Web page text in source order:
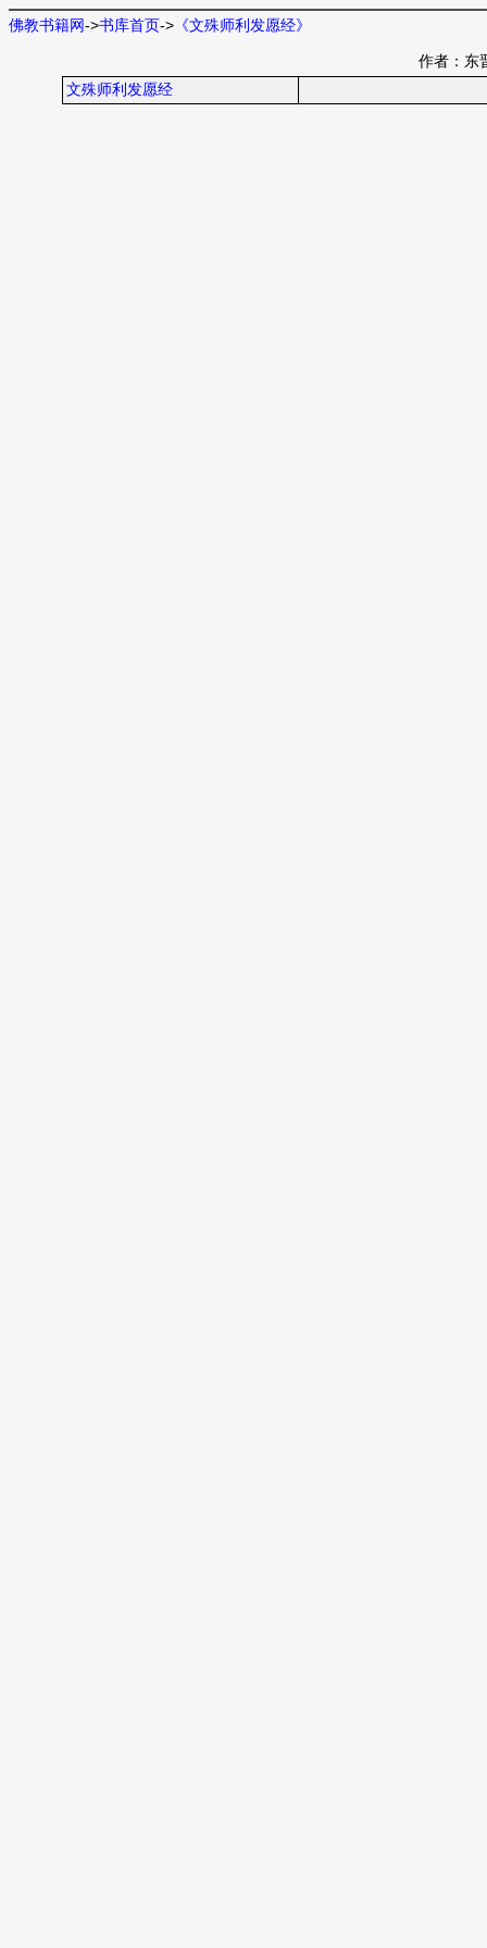
佛教书籍网->书库首页-> 《文殊师利发愿经》
作者：东
文殊师利发愿经